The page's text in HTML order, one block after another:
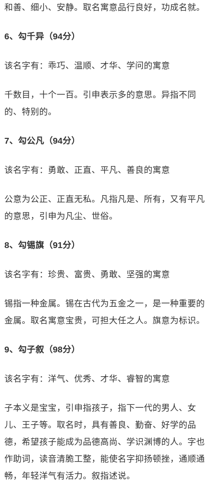
和善、细小、安静。取名寓意品行良好，功成名就。
6、勾千异（94分）
该名字有：乖巧、温顺、才华、学问的寓意
千数目，十个一百。引申表示多的意思。异指不同
的、特别的。
7、勾公凡（94分）
该名字有：勇敢、正直、平凡、善良的寓意
公意为公正、正直无私。凡指凡是、所有，又有平凡
的意思，引申为凡尘、世俗。
8、勾锡旗（91分）
该名字有：珍贵、富贵、勇敢、坚强的寓意
锡指一种金属。锡在古代为五金之一，是一种重要的
金属。取名寓意宝贵，可担大任之人。旗意为标识。
9、勾子叙（98分）
该名字有：洋气、优秀、才华、睿智的寓意
子本义是宝宝，引申指孩子，指下一代的男人、女
儿、王子等。取名时，具有善良、勤奋、好学的品
德，希望孩子能成为品德高尚、学识渊博的人。字也
作助词，读音清脆工整，能使名字抑扬顿挫，通顺通
畅，年轻洋气有活力。叙指述说。